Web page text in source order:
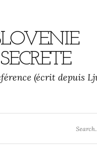
SECRETE
(écrit depuis
for: